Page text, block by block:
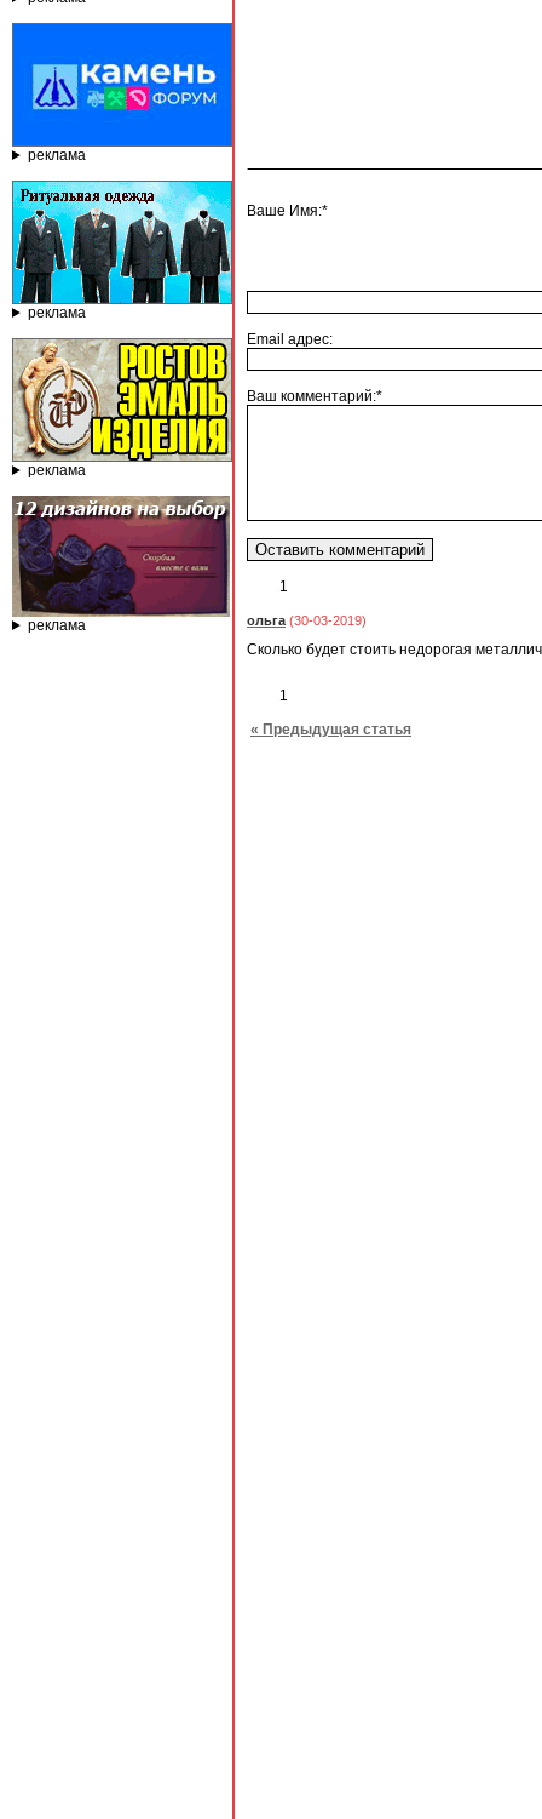
реклама
реклама
реклама
реклама
Ваше Имя:*
Email адрес:
Ваш комментарий:*
1
ольга (30-03-2019)
Сколько будет стоить недорогая
1
« Предыдущая статья